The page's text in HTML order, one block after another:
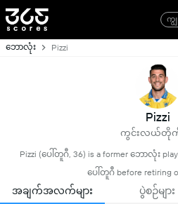
ကျွု
ဘောလုံး Pizzi
Pizzi
ကွင်းလယ်တို
Pizzi (ပေါ်တူဂီ, 36) is a former ဘောလုံး
ပေါ်တူဂီ before retiring
အချက်အလက်များ ပွဲစဉ်များ